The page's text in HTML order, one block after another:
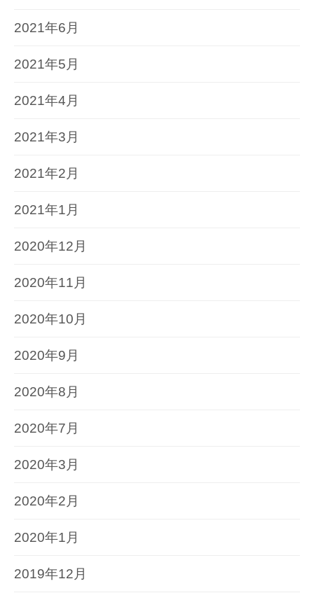
2021年6月
2021年5月
2021年4月
2021年3月
2021年2月
2021年1月
2020年12月
2020年11月
2020年10月
2020年9月
2020年8月
2020年7月
2020年3月
2020年2月
2020年1月
2019年12月